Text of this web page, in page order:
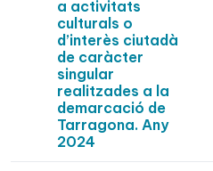
a activitats
culturals o
d’interès ciutadà
de caràcter
singular
realitzades a la
demarcació de
Tarragona. Any
2024